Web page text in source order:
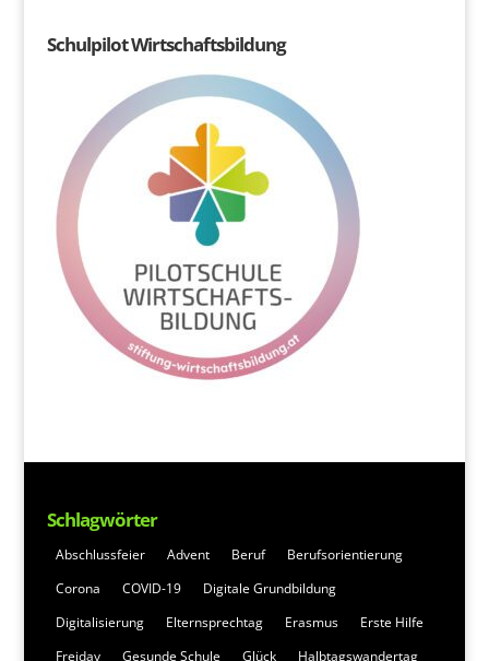
Schulpilot Wirtschaftsbildung
Schlagwörter
Abschlussfeier Advent Beruf
Berufsorientierung
Corona
COVID-19
Digitale Grundbildung
Digitalisierung
Elternsprechtag Erasmus
Erste Hilfe
Freiday
Gesunde Schule Glück Halbtagswandertag